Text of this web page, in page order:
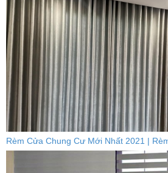
Rèm Cửa Chung Cư Mới Nhất 2021 |